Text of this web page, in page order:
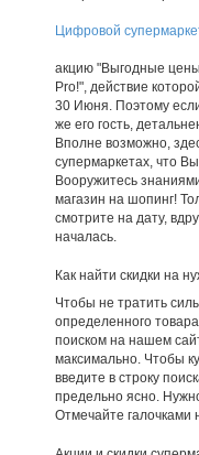
Цифровой
акцию "Выгодные
Pro!", действие
30 Июня. Поэтому
же его гость,
Вполне возможно,
супермаркетах, что
Вооружитесь
магазин на шопинг!
смотрите на дату,
началась.
Как найти скидки на
Чтобы не тратить
определенного
поиском на нашем
максимально. Чтобы
введите в строку
предельно ясно.
Отмечайте галочками